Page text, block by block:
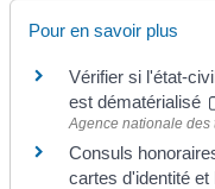
Pour en savoir plus
Vérifier si l'état-
est dématérialisé
Agence nationale des
Consuls
cartes d'identité